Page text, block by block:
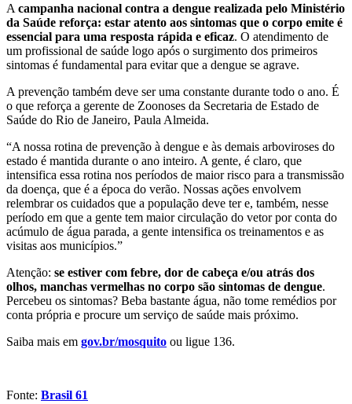
A campanha nacional contra a dengue realizada pelo Ministério
da Saúde reforça: estar atento aos sintomas que o corpo emite é
essencial para uma resposta rápida e eficaz. O atendimento de
um profissional de saúde logo após o surgimento dos primeiros
sintomas é fundamental para evitar que a dengue se agrave.
A prevenção também deve ser uma constante durante todo o ano. É
o que reforça a gerente de Zoonoses da Secretaria de Estado de
Saúde do Rio de Janeiro, Paula Almeida.
“A nossa rotina de prevenção à dengue e às demais arboviroses do
estado é mantida durante o ano inteiro. A gente, é claro, que
intensifica essa rotina nos períodos de maior risco para a transmissão
da doença, que é a época do verão. Nossas ações envolvem
relembrar os cuidados que a população deve ter e, também, nesse
período em que a gente tem maior circulação do vetor por conta do
acúmulo de água parada, a gente intensifica os treinamentos e as
visitas aos municípios.”
Atenção: se estiver com febre, dor de cabeça e/ou atrás dos
olhos, manchas vermelhas no corpo são sintomas de dengue.
Percebeu os sintomas? Beba bastante água, não tome remédios por
conta própria e procure um serviço de saúde mais próximo.
Saiba mais em gov.br/mosquito ou ligue 136.
Fonte: Brasil 61